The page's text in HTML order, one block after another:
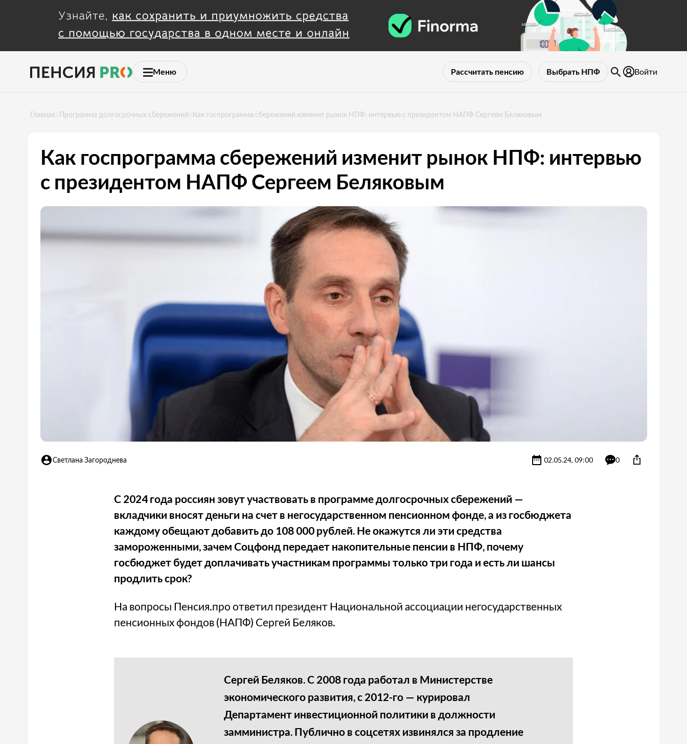
Меню Рассчитать пенсию Выбрать НПФ Войти
Главная Программа долгосрочных сбережений Как госпрограмма сбережений изменит рынок НПФ: интервью с президентом НАПФ Сергеем Беляковым
Как госпрограмма сбережений изменит рынок НПФ: интервью
с президентом НАПФ Сергеем Беляковым
Светлана Загороднева 02.05.24, 09:00 0
С 2024 года россиян зовут участвовать в программе долгосрочных сбережений —
вкладчики вносят деньги на счет в негосударственном пенсионном фонде, а из госбюджета
каждому обещают добавить до 108 000 рублей. Не окажутся ли эти средства
замороженными, зачем Соцфонд передает накопительные пенсии в НПФ, почему
госбюджет будет доплачивать участникам программы только три года и есть ли шансы
продлить срок?
На вопросы Пенсия.про ответил президент Национальной ассоциации негосударственных
пенсионных фондов (НАПФ) Сергей Беляков.
Сергей Беляков. С 2008 года работал в Министерстве
экономического развития, с 2012-го — курировал
Департамент инвестиционной политики в должности
замминистра. Публично в соцсетях извинялся за продление